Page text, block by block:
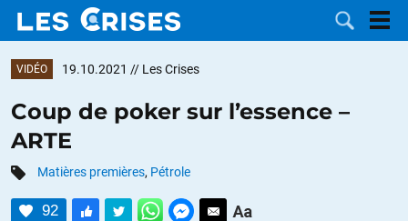
DOSSIERS
CATÉGORIES
VIDÉO 19.10.2021 // Les Crises
Coup de poker sur l’essence –
ARTE
Matières premières, Pétrole
92